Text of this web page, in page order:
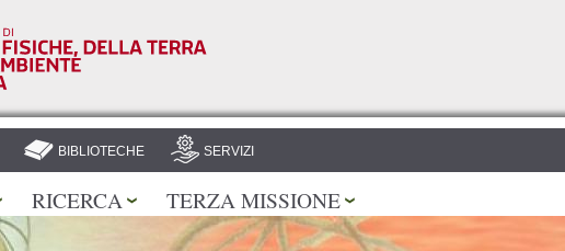
BIBLIOTECHE SERVIZI
RICERCA TERZA MISSIONE